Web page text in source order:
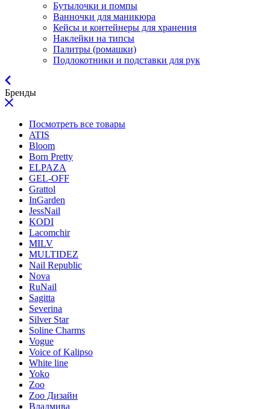
Бутылочки и помпы
Ванночки для маникюра
Кейсы и контейнеры для хранения
Наклейки на типсы
Палитры (ромашки)
Подлокотники и подставки для рук
Бренды
Посмотреть все товары
ATIS
Bloom
Born Pretty
ELPAZA
GEL-OFF
Grattol
InGarden
JessNail
KODI
Lacomchir
MILV
MULTIDEZ
Nail Republic
Nova
RuNail
Sagitta
Severina
Silver Star
Soline Charms
Vogue
Voice of Kalipso
White line
Yoko
Zoo
Zoo Дизайн
Владмива